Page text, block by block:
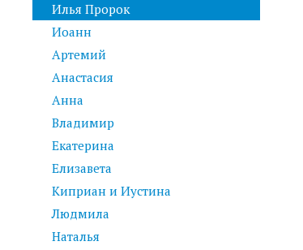
Илья Пророк
Иоанн
Артемий
Анастасия
Анна
Владимир
Екатерина
Елизавета
Киприан и Иустина
Людмила
Наталья